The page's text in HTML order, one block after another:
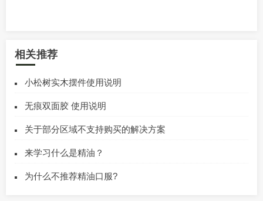
相关推荐
小松树实木摆件使用说明
无痕双面胶 使用说明
关于部分区域不支持购买的解决方案
来学习什么是精油？
为什么不推荐精油口服?